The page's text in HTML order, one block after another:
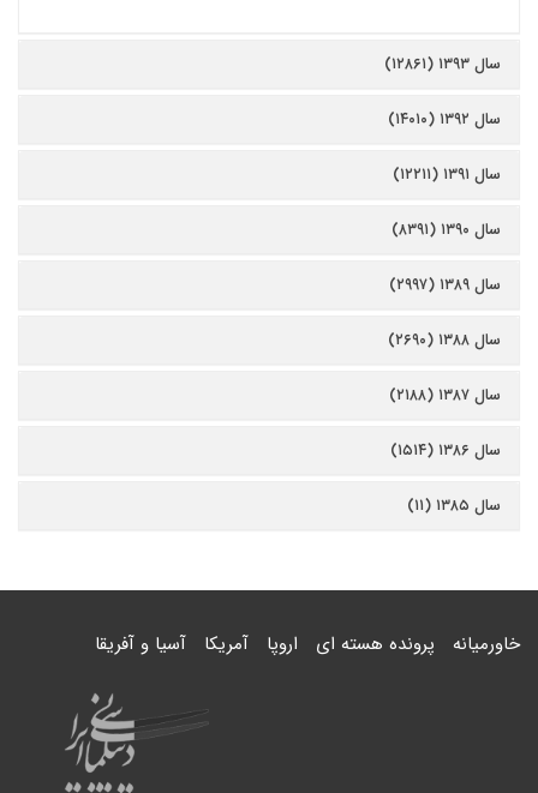
سال ۱۳۹۳ (۱۲۸۶۱)
سال ۱۳۹۲ (۱۴۰۱۰)
سال ۱۳۹۱ (۱۲۲۱۱)
سال ۱۳۹۰ (۸۳۹۱)
سال ۱۳۸۹ (۲۹۹۷)
سال ۱۳۸۸ (۲۶۹۰)
سال ۱۳۸۷ (۲۱۸۸)
سال ۱۳۸۶ (۱۵۱۴)
سال ۱۳۸۵ (۱۱)
خاورمیانه پرونده هسته ای اروپا آمریکا آسیا و آفریقا